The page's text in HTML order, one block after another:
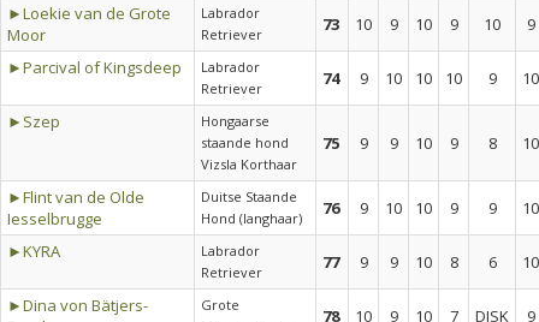
►Loekie van de Grote
Moor
Labrador
Retriever
73 10 9 10 9 10
9
►Parcival of Kingsdeep
Labrador
Retriever
74 9 10 10 10 9
10
►Szep
Hongaarse
staande hond
Vizsla Korthaar
75 9 9 10 9 8 10
►Flint van de Olde
Iesselbrugge
Duitse Staande
Hond (langhaar)
76 9 10 10 9 9
10
►KYRA
Labrador
Retriever
77 9 9 10 8 6
10
►Dina von Bätjers-
Grote
78 10 9 10 7 DISK
9